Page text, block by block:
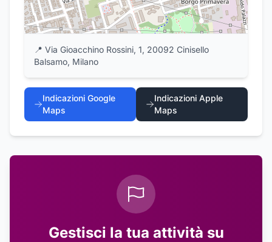
📍 Via Gioacchino Rossini, 1, 20092 Cinisello
Balsamo, Milano
Indicazioni Google
Maps
Indicazioni Apple
Maps
Gestisci la tua attività su